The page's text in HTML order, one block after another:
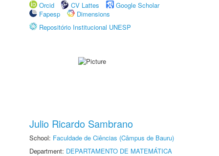
Orcid
CV Lattes
Google Scholar
Fapesp
Dimensions
Repositório Institucional UNESP
Julio Ricardo Sambrano
School: Faculdade de Ciências (Câmpus de Bauru)
Department: DEPARTAMENTO DE MATEMÁTICA